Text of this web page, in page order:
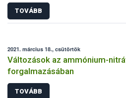
TOVÁBB
2021. március 18., csütörtök
Változások az ammónium-
forgalmazásában
TOVÁBB